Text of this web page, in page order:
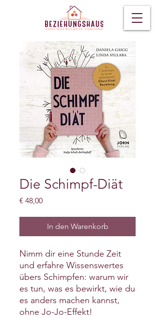
Die Schimpf-Diät
€ 48,00Preis
In den Warenkorb
Nimm dir eine Stunde Zeit
und erfahre Wissenswertes
übers Schimpfen: warum wir
es tun, was es bewirkt, wie du
es anders machen kannst,
ohne Jo-Jo-Effekt!